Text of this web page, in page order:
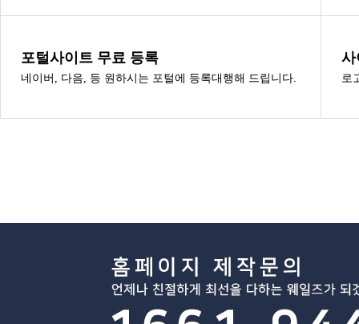
포털사이트 무료 등록
네이버, 다음, 등 원하시는 포털에 등록대행해 드립니다.
사
로